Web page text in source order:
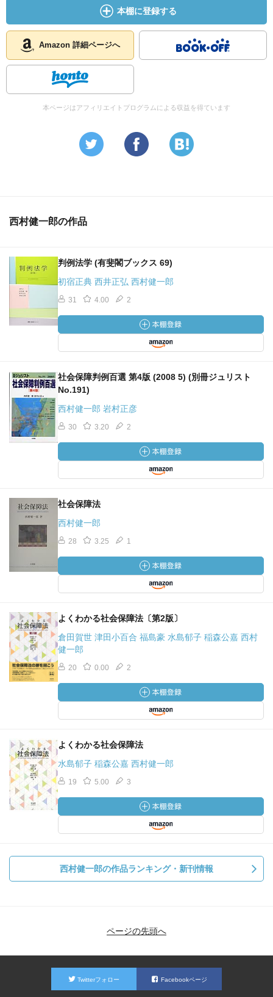
本棚に登録する
Amazon 詳細ページへ
本ページはアフィリエイトプログラムによる収益を得ています
西村健一郎の作品
判例法学 (有斐閣ブックス 69)
初宿正典 西井正弘 西村健一郎
31 4.00 2
社会保障判例百選 第4版 (2008 5) (別冊ジュリスト
No.191)
西村健一郎 岩村正彦
30 3.20 2
社会保障法
西村健一郎
28 3.25 1
よくわかる社会保障法〔第2版〕
倉田賀世 津田小百合 福島豪 水島郁子 稲森公嘉 西村
健一郎
20 0.00 2
よくわかる社会保障法
水島郁子 稲森公嘉 西村健一郎
19 5.00 3
西村健一郎の作品ランキング・新刊情報
ページの先頭へ
Twitterフォロー Facebookページ